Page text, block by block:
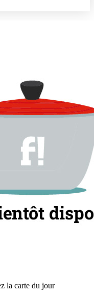
la carte du jour